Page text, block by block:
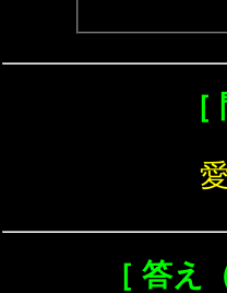
［
［ 答え